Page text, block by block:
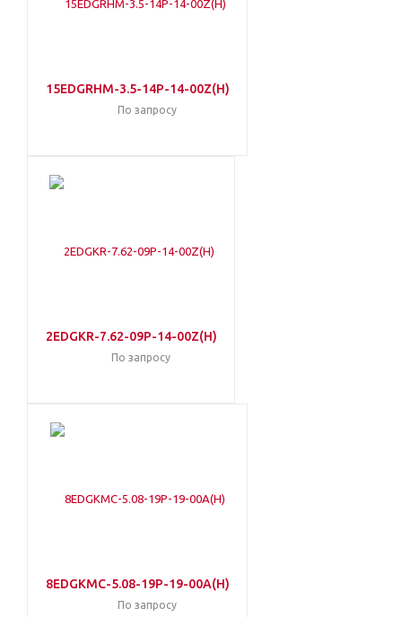
15EDGRHM-3.5-14P-14-00Z(H)
По запросу
2EDGKR-7.62-09P-14-00Z(H)
По запросу
8EDGKMC-5.08-19P-19-00A(H)
По запросу